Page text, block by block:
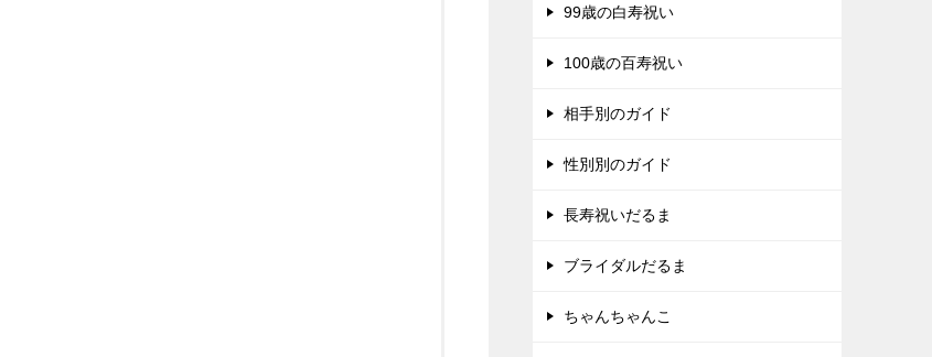
99歳の白寿祝い
100歳の百寿祝い
相手別のガイド
性別別のガイド
長寿祝いだるま
ブライダルだるま
ちゃんちゃんこ